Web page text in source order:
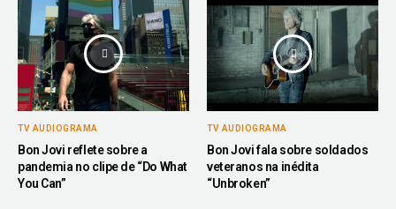
TV AUDIOGRAMA
Bon Jovi reflete sobre a
pandemia no clipe de “Do What
You Can”
TV AUDIOGRAMA
Bon Jovi fala sobre soldados
veteranos na inédita
“Unbroken”